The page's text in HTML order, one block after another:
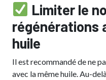
Limiter le
régénérations
huile
Il est recommandé de ne
avec la même huile. Au-